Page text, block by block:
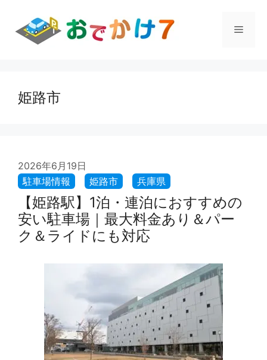
メ
姫路市
2026年6月19日
【姫路駅】1泊・連泊におすすめの
安い駐車場｜最大料金あり＆パー
ク＆ライドにも対応